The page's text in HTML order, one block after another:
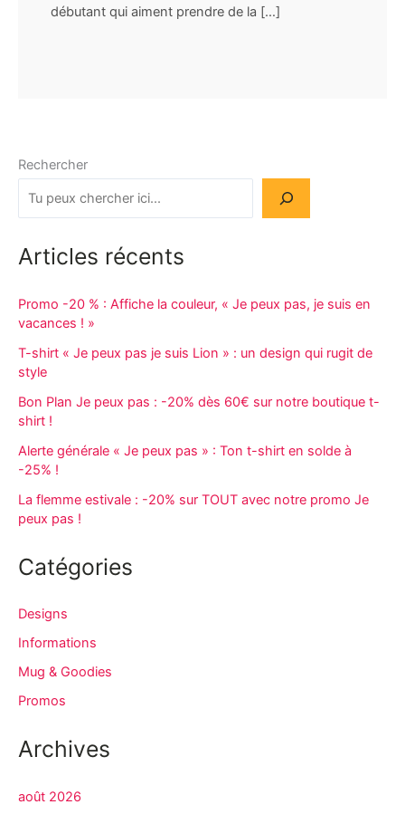
débutant qui aiment prendre de la […]
Rechercher
Articles récents
Promo -20 % : Affiche la couleur, « Je peux pas, je suis en
vacances ! »
T-shirt « Je peux pas je suis Lion » : un design qui rugit de
style
Bon Plan Je peux pas : -20% dès 60€ sur notre boutique t-
shirt !
Alerte générale « Je peux pas » : Ton t-shirt en solde à
-25% !
La flemme estivale : -20% sur TOUT avec notre promo Je
peux pas !
Catégories
Designs
Informations
Mug & Goodies
Promos
Archives
août 2026